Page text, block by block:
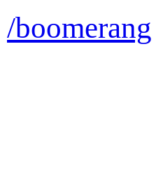
/boomerang